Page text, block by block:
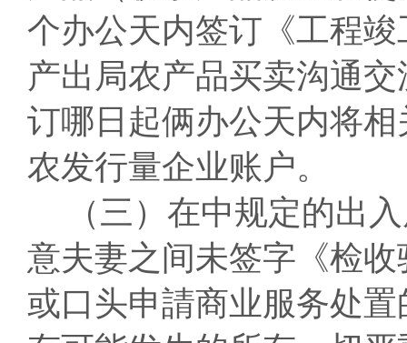
个办公天内签订《工程
产出局农产品买卖沟通
订哪日起俩办公天内将
农发行量企业账户。
（三）在中规定的出
意夫妻之间未签字《检
或口头申請商业服务处